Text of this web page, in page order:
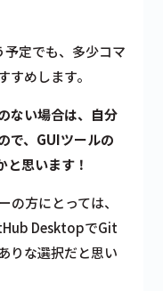
定でも、多少コマ
めします。
ない場合は、自分
で、GUIツールの
思います！
方にとっては、
DesktopでGit
りな選択だと思い